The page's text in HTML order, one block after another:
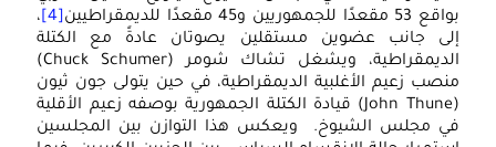
53 مقعدًا للجمهوريين و45 مقعدًا للديمقراطيين
[4]
،
جانب عضوين مستقلين يصوتان عادةً مع الكتلة
الديمقراطية، ويشغل تشاك شومر (Chuck Schumer)
زعيم الأغلبية الديمقراطية، في حين يتولى جون ثيون
(John Thune) قيادة الكتلة الجمهورية بوصفه زعيم الأقلية
مجلس الشيوخ. ويعكس هذا التوازن بين المجلسين